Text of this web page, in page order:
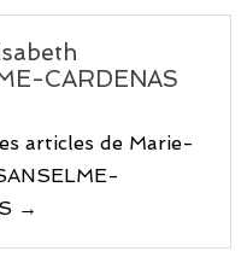
CARDENAS
articles de Marie-
→